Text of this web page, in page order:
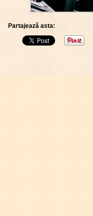
Partajează asta: